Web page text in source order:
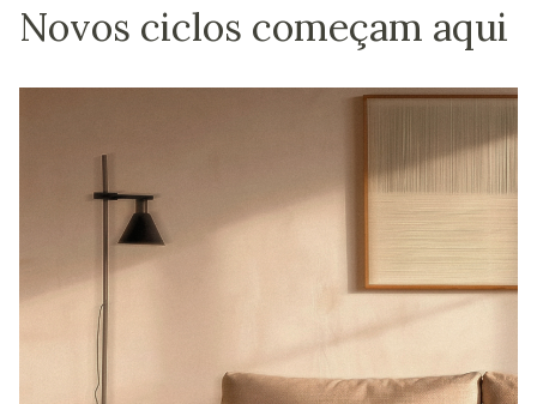
Novos ciclos começam aqui